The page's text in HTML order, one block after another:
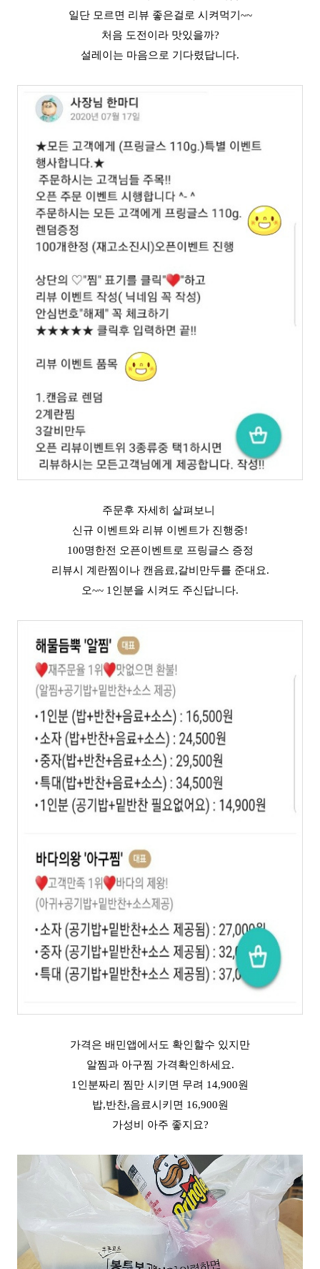
일단 모르면 리뷰 좋은걸로 시켜먹기~~
처음 도전이라 맛있을까?
설레이는 마음으로 기다렸답니다.
주문후 자세히 살펴보니
신규 이벤트와 리뷰 이벤트가 진행중!
100명한전 오픈이벤트로 프링글스 증정
리뷰시 계란찜이나 캔음료,갈비만두를 준대요.
오~~ 1인분을 시켜도 주신답니다.
가격은 배민앱에서도 확인할수 있지만
알찜과 아구찜 가격확인하세요.
1인분짜리 찜만 시키면 무려 14,900원
밥,반찬,음료시키면 16,900원
가성비 아주 좋지요?